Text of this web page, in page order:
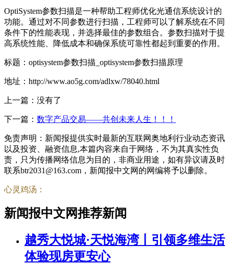
OptiSystem参数扫描是一种帮助工程师优化光通信系统设计的
功能。通过对不同参数进行扫描，工程师可以了解系统在不同
条件下的性能表现，并选择最佳的参数组合。参数扫描对于提
高系统性能、降低成本和确保系统可靠性都起到重要的作用。
标题：optisystem参数扫描_optisystem参数扫描原理
地址：http://www.ao5g.com/adlxw/78040.html
上一篇：没有了
下一篇： 数字产品交易——共创未来人生！！！
免责声明：新闻报提供实时最新的互联网奥地利行业动态资讯
以及投资、融资信息,本篇内容来自于网络，不为其真实性负
责，只为传播网络信息为目的，非商业用途，如有异议请及时
联系btr2031@163.com，新闻报中文网的网编将予以删除。
心灵鸡汤：
新闻报中文网推荐新闻
越秀大悦城·天悦海湾丨引领多维生活
体验现房更安心